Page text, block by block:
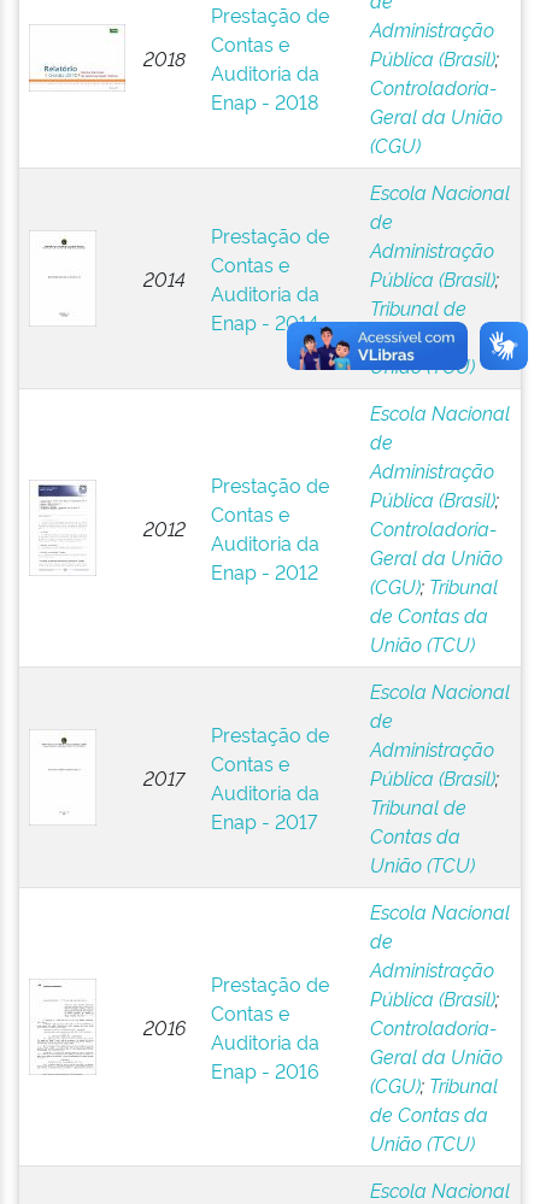
2018
Prestação de
Contas e
Auditoria da
Enap - 2018
Administração
Pública (Brasil);
Controladoria-
Geral da União
(CGU)
2014
Prestação de
Contas e
Auditoria da
Enap - 2014
Escola Nacional
de
Administração
Pública (Brasil);
Tribunal de
Contas da
União (TCU)
2012
Prestação de
Contas e
Auditoria da
Enap - 2012
Escola Nacional
de
Administração
Pública (Brasil);
Controladoria-
Geral da União
(CGU); Tribunal
de Contas da
União (TCU)
2017
Prestação de
Contas e
Auditoria da
Enap - 2017
Escola Nacional
de
Administração
Pública (Brasil);
Tribunal de
Contas da
União (TCU)
2016
Prestação de
Contas e
Auditoria da
Enap - 2016
Escola Nacional
de
Administração
Pública (Brasil);
Controladoria-
Geral da União
(CGU); Tribunal
de Contas da
União (TCU)
Escola Nacional